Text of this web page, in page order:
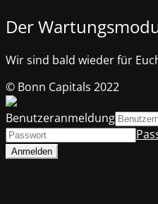
Der
Wir sind bald wieder für
© Bonn Capitals 2022
Benutzeranmeldung